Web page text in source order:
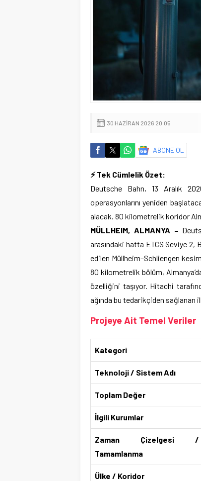
30 HAZIRAN 2026 20:05
ABONE OL
⚡ Tek Cümlelik Özet:
Deutsche Bahn, 13 Aralık
operasyonlarını yeniden
alacak. 80 kilometrelik koridor
MÜLLHEIM, ALMANYA –
arasındaki hatta ETCS Seviye 2,
edilen Müllheim–Schliengen
80 kilometrelik bölüm,
özelliğini taşıyor. Hitachi
ağında bu tedarikçiden sağlanan
Projeye Ait Temel Veriler
Kategori
Teknoloji / Sistem Adı
Toplam Değer
İlgili Kurumlar
Zaman Çizelgesi /
Tamamlanma
Ülke / Koridor